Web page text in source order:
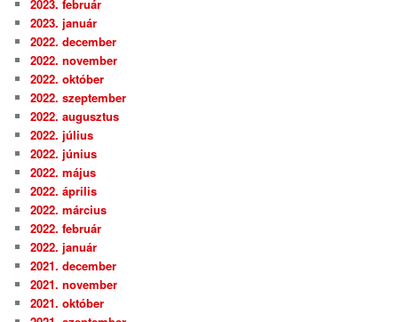
2023. február
2023. január
2022. december
2022. november
2022. október
2022. szeptember
2022. augusztus
2022. július
2022. június
2022. május
2022. április
2022. március
2022. február
2022. január
2021. december
2021. november
2021. október